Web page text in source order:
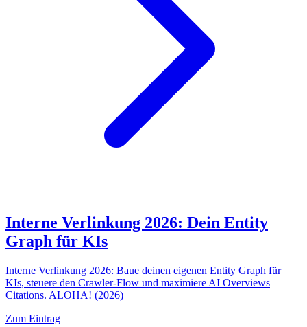
Interne Verlinkung 2026: Dein Entity
Graph für KIs
Interne Verlinkung 2026: Baue deinen eigenen Entity Graph für
KIs, steuere den Crawler-Flow und maximiere AI Overviews
Citations. ALOHA! (2026)
Zum Eintrag